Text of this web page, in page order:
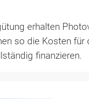
erhalten
so die Kosten
finanzieren.